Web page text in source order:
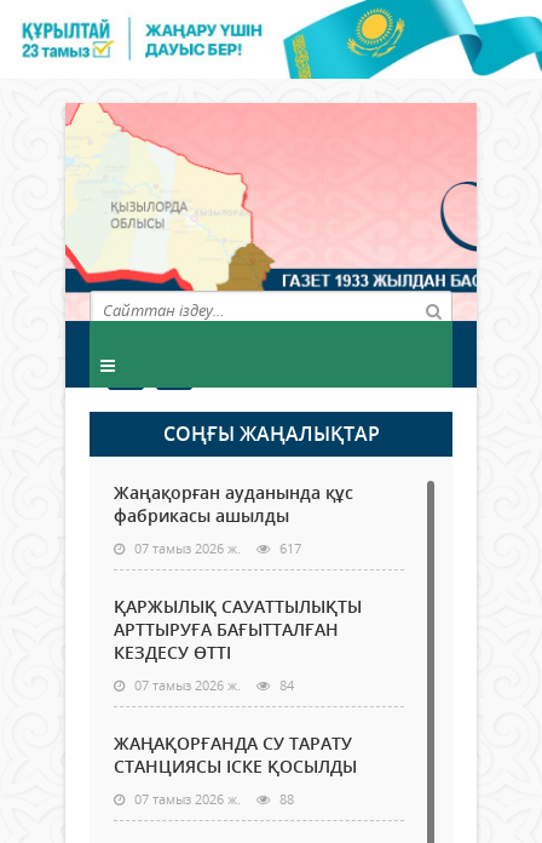
СОҢҒЫ ЖАҢАЛЫҚТАР
Жаңақорған ауданында құс
фабрикасы ашылды
07 тамыз 2026 ж. 617
ҚАРЖЫЛЫҚ САУАТТЫЛЫҚТЫ
АРТТЫРУҒА БАҒЫТТАЛҒАН
КЕЗДЕСУ ӨТТІ
07 тамыз 2026 ж. 84
ЖАҢАҚОРҒАНДА СУ ТАРАТУ
СТАНЦИЯСЫ ІСКЕ ҚОСЫЛДЫ
07 тамыз 2026 ж. 88